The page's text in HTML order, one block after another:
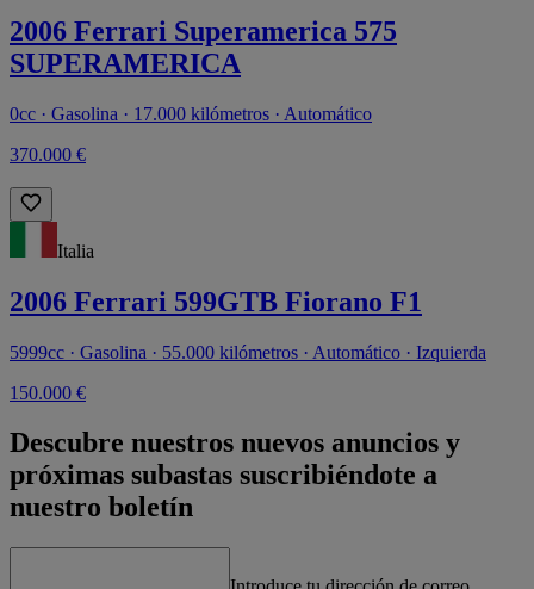
2006 Ferrari Superamerica 575
SUPERAMERICA
0cc · Gasolina · 17.000 kilómetros · Automático
370.000 €
Italia
2006 Ferrari 599GTB Fiorano F1
5999cc · Gasolina · 55.000 kilómetros · Automático · Izquierda
150.000 €
Descubre nuestros nuevos anuncios y
próximas subastas suscribiéndote a
nuestro boletín